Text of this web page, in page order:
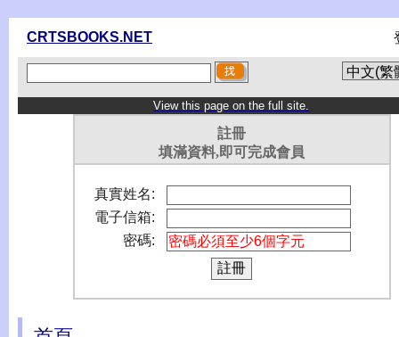
CRTSBOOKS.NET
View this page on the full site.
註冊
填滿資料,即可完成會員
真實姓名:
電子信箱:
密碼: